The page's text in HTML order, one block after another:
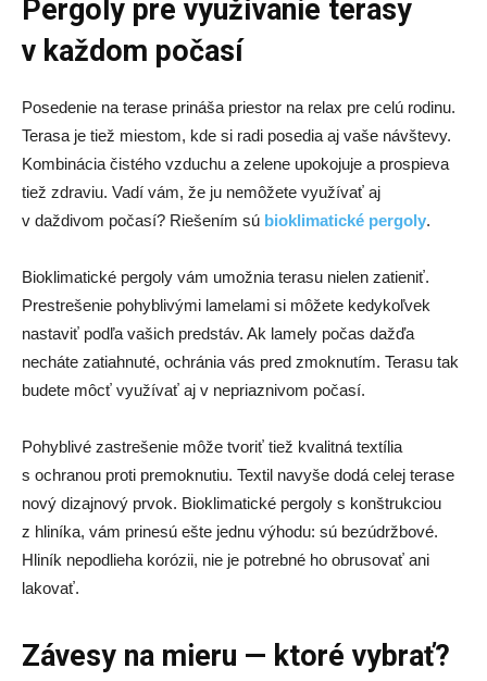
Pergoly pre využívanie terasy
v každom počasí
Posedenie na terase prináša priestor na relax pre celú rodinu.
Terasa je tiež miestom, kde si radi posedia aj vaše návštevy.
Kombinácia čistého vzduchu a zelene upokojuje a prospieva
tiež zdraviu. Vadí vám, že ju nemôžete využívať aj
v daždivom počasí? Riešením sú bioklimatické pergoly.
Bioklimatické pergoly vám umožnia terasu nielen zatieniť.
Prestrešenie pohyblivými lamelami si môžete kedykoľvek
nastaviť podľa vašich predstáv. Ak lamely počas dažďa
necháte zatiahnuté, ochránia vás pred zmoknutím. Terasu tak
budete môcť využívať aj v nepriaznivom počasí.
Pohyblivé zastrešenie môže tvoriť tiež kvalitná textília
s ochranou proti premoknutiu. Textil navyše dodá celej terase
nový dizajnový prvok. Bioklimatické pergoly s konštrukciou
z hliníka, vám prinesú ešte jednu výhodu: sú bezúdržbové.
Hliník nepodlieha korózii, nie je potrebné ho obrusovať ani
lakovať.
Závesy na mieru — ktoré vybrať?